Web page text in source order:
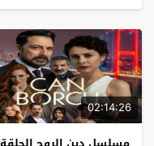
02:14:26